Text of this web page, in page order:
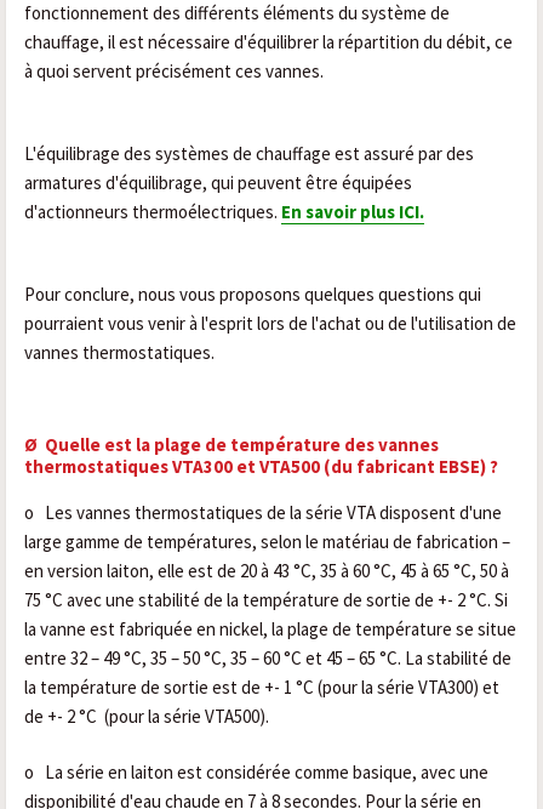
fonctionnement des différents éléments du système de
chauffage, il est nécessaire d'équilibrer la répartition du débit, ce
à quoi servent précisément ces vannes.
L'équilibrage des systèmes de chauffage est assuré par des
armatures d'équilibrage, qui peuvent être équipées
d'actionneurs thermoélectriques. En savoir plus ICI.
Pour conclure, nous vous proposons quelques questions qui
pourraient vous venir à l'esprit lors de l'achat ou de l'utilisation de
vannes thermostatiques.
Ø Quelle est la plage de température des vannes
thermostatiques VTA300 et VTA500 (du fabricant EBSE) ?
o Les vannes thermostatiques de la série VTA disposent d'une
large gamme de températures, selon le matériau de fabrication –
en version laiton, elle est de 20 à 43 °C, 35 à 60 °C, 45 à 65 °C, 50 à
75 °C avec une stabilité de la température de sortie de +- 2 °C. Si
la vanne est fabriquée en nickel, la plage de température se situe
entre 32 – 49 °C, 35 – 50 °C, 35 – 60 °C et 45 – 65 °C. La stabilité de
la température de sortie est de +- 1 °C (pour la série VTA300) et
de +- 2 °C (pour la série VTA500).
o La série en laiton est considérée comme basique, avec une
disponibilité d'eau chaude en 7 à 8 secondes. Pour la série en